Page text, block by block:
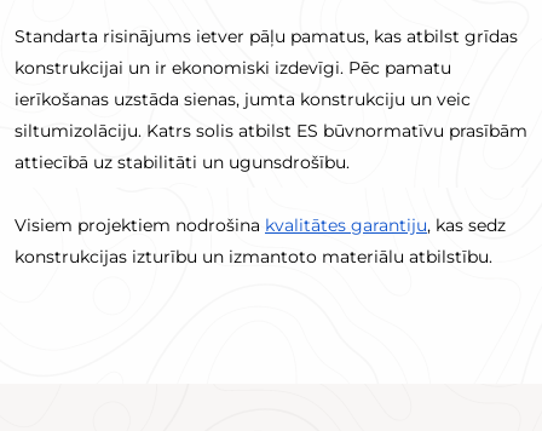
Standarta risinājums ietver pāļu pamatus, kas atbilst grīdas
konstrukcijai un ir ekonomiski izdevīgi. Pēc pamatu
ierīkošanas uzstāda sienas, jumta konstrukciju un veic
siltumizolāciju. Katrs solis atbilst ES būvnormatīvu prasībām
attiecībā uz stabilitāti un ugunsdrošību.
Visiem projektiem nodrošina kvalitātes garantiju, kas sedz
konstrukcijas izturību un izmantoto materiālu atbilstību.